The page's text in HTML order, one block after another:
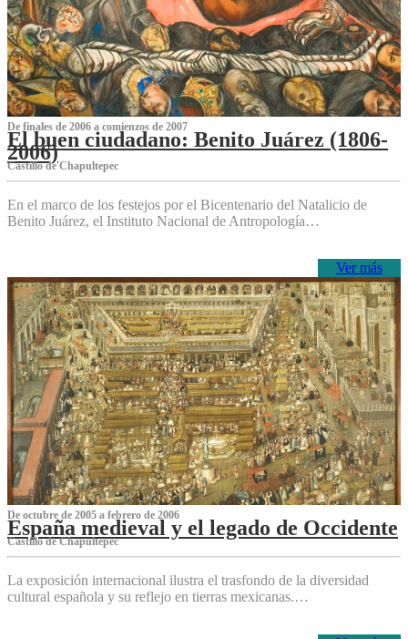
De finales de 2006 a comienzos de 2007
El buen ciudadano: Benito Juárez (1806-
2006)
Castillo de Chapultepec
En el marco de los festejos por el Bicentenario del Natalicio de
Benito Juárez, el Instituto Nacional de Antropología…
Ver más
De octubre de 2005 a febrero de 2006
España medieval y el legado de Occidente
Castillo de Chapultepec
La exposición internacional ilustra el trasfondo de la diversidad
cultural española y su reflejo en tierras mexicanas.…